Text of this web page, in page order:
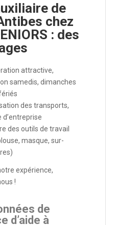
de
chez
: des
attractive,
samedis, dimanches
des transports,
des outils de travail
masque, sur-
expérience,
!
de
d’aide à